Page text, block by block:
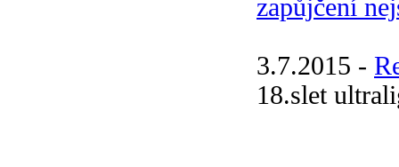
zapůjčení
3.7.2015 -
18.slet